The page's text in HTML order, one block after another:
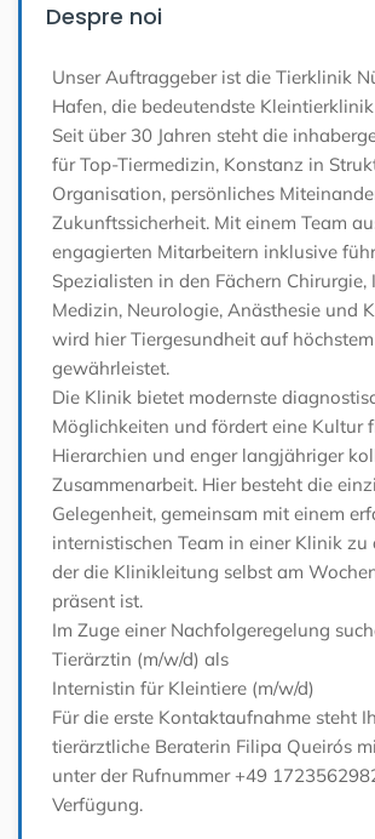
Despre noi
Unser Auftraggeber ist die Tierklinik
Hafen, die bedeutendste
Seit über 30 Jahren steht die
für Top-Tiermedizin, Konstanz in
Organisation, persönliches
Zukunftssicherheit. Mit einem Team
engagierten Mitarbeitern inklusive
Spezialisten in den Fächern Chirurgie,
Medizin, Neurologie, Anästhesie und
wird hier Tiergesundheit auf
gewährleistet.
Die Klinik bietet modernste
Möglichkeiten und fördert eine Kultur
Hierarchien und enger langjähriger
Zusammenarbeit. Hier besteht die
Gelegenheit, gemeinsam mit einem
internistischen Team in einer Klinik zu
der die Klinikleitung selbst am
präsent ist.
Im Zuge einer Nachfolgeregelung
Tierärztin (m/w/d) als
Internistin für Kleintiere (m/w/d)
Für die erste Kontaktaufnahme steht
tierärztliche Beraterin Filipa Queirós
unter der Rufnummer +49
Verfügung.